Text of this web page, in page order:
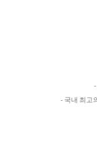
- 국내 최고